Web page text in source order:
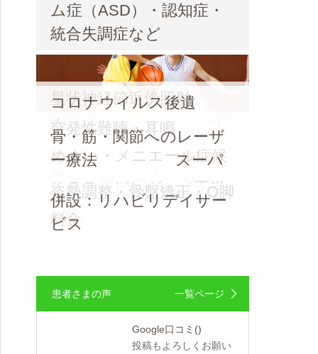
ム症（ASD）・認知症・
統合失調症など
スポーツ外傷・スポーツ
障害
怪我の一般施術
休止中：酸素カプセル
60分格安
星状神経節近傍照射
(SGL) ス
トレス性障害・自律神経
失調症
コロナウイルス後遺
症・ ワ
クチン副作用（レーザー
療法）
足関節捻挫
首・肩の張り、むちうち
腰痛・ぎっくり腰
膝の痛み（中高年）
交通事故療養
突発性難聴・耳鳴
り
施術)
めまい・メニエール症候
群 (スー
パーライザーによる施術)
骨・筋・関節へのレーザ
ー療法 スーパ
ーライザーのハンド照
射
ＫＴテーピング （正規
代理店）
姿勢調整・骨盤矯正・O脚
X脚
料金
併設：リハビリデイサー
ビス
患者さまの声 一覧ページ
Google口コミ ()
投稿もよろしくお願い